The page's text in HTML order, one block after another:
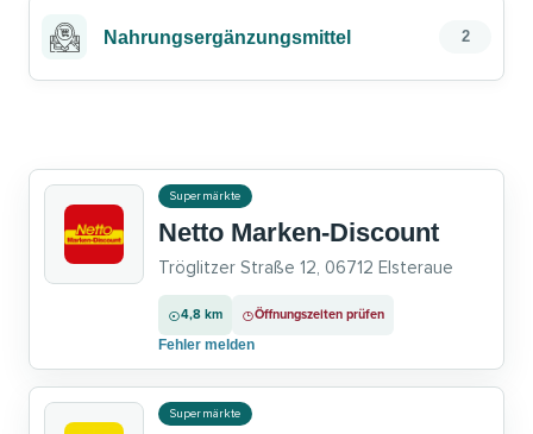
Nahrungsergänzungsmittel 2
Supermärkte
Netto Marken-Discount
Tröglitzer Straße 12, 06712 Elsteraue
4,8 km Öffnungszeiten prüfen
Fehler melden
Supermärkte